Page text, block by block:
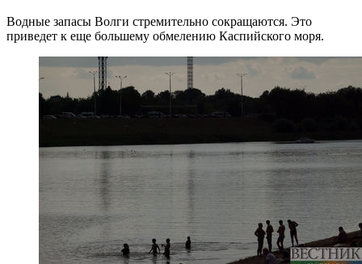
Водные запасы Волги стремительно сокращаются. Это
приведет к еще большему обмелению Каспийского моря.